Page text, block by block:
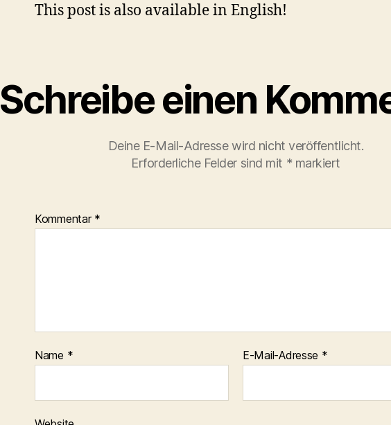
This post is also available in English!
Schreibe einen
Deine E-Mail-Adresse wird nicht veröffentlicht.
Erforderliche Felder sind mit * markiert
Kommentar *
Name * E-Mail-Adresse *